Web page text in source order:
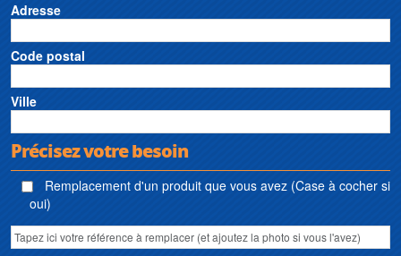
Adresse
Code postal
Ville
Précisez votre besoin
Remplacement d'un produit que vous avez (Case à cocher si
oui)